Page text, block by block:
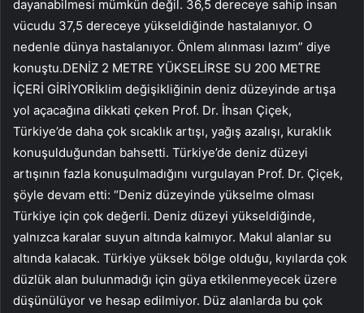
dayanabilmesi mümkün değil. 36,5 dereceye sahip insan
vücudu 37,5 dereceye yükseldiğinde hastalanıyor. O
nedenle dünya hastalanıyor. Önlem alınması lazım” diye
konuştu.DENİZ 2 METRE YÜKSELİRSE SU 200 METRE
İÇERİ GİRİYORİklim değişikliğinin deniz düzeyinde artışa
yol açacağına dikkati çeken Prof. Dr. İhsan Çiçek,
Türkiye’de daha çok sıcaklık artışı, yağış azalışı, kuraklık
konuşulduğundan bahsetti. Türkiye’de deniz düzeyi
artışının fazla konuşulmadığını vurgulayan Prof. Dr. Çiçek,
şöyle devam etti: “Deniz düzeyinde yükselme olması
Türkiye için çok değerli. Deniz düzeyi yükseldiğinde,
yalnızca karalar suyun altında kalmıyor. Makul alanlar su
altında kalacak. Türkiye yüksek bölge olduğu, kıyılarda çok
düzlük alan bulunmadığı için güya etkilenmeyecek üzere
düşünülüyor ve hesap edilmiyor. Düz alanlarda bu çok